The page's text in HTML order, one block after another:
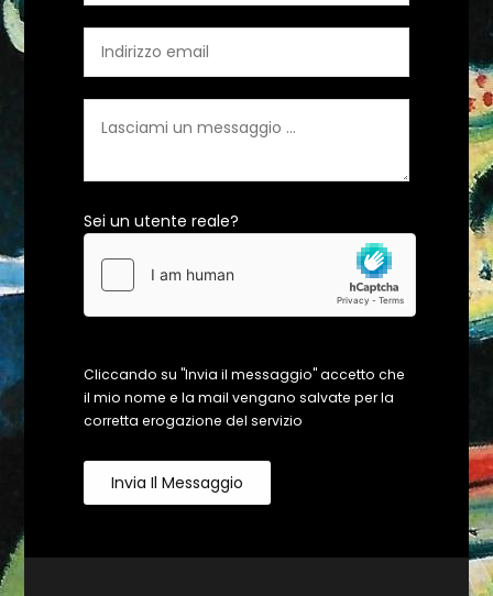
Sei un utente reale?
Cliccando su "Invia il messaggio" accetto che
il mio nome e la mail vengano salvate per la
corretta erogazione del servizio
Invia Il Messaggio